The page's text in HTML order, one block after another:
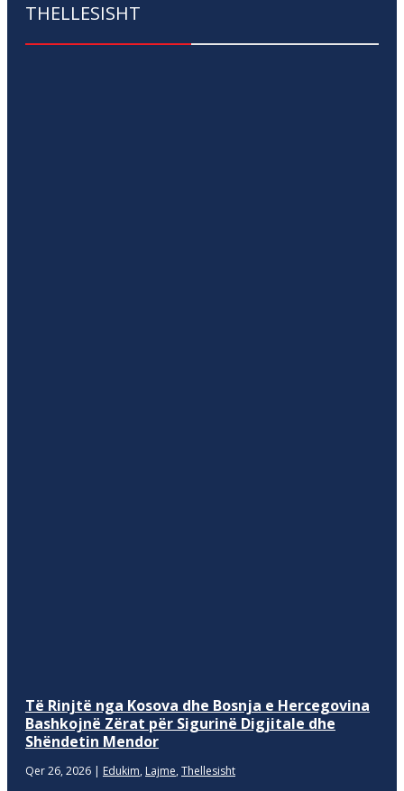
THELLESISHT
Të Rinjtë nga Kosova dhe Bosnja e Hercegovina
Bashkojnë Zërat për Sigurinë Digjitale dhe
Shëndetin Mendor
Qer 26, 2026 | Edukim, Lajme, Thellesisht